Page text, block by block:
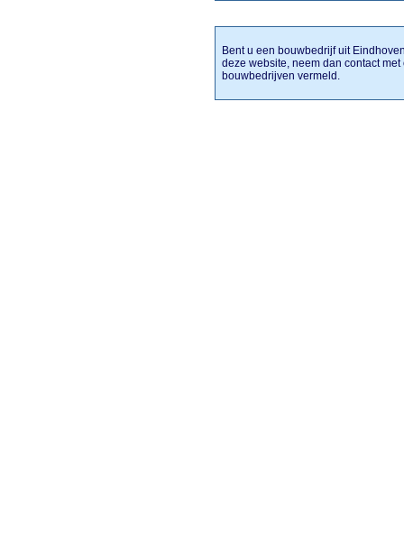
Bent u een bouwbedrijf uit
deze website, neem dan contact
bouwbedrijven vermeld.